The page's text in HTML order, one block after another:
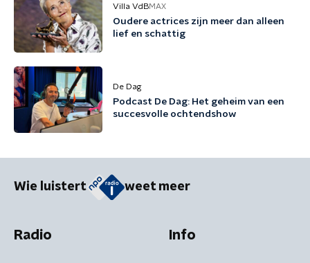
Villa VdBMAX
Oudere actrices zijn meer dan alleen
lief en schattig
De Dag
Podcast De Dag: Het geheim van een
succesvolle ochtendshow
Wie luistert weet meer
Radio Info